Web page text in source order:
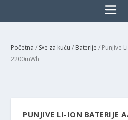
Početna / Sve za kuću / Baterije / Punjive
2200mWh
PUNJIVE LI-ION BATERIJE